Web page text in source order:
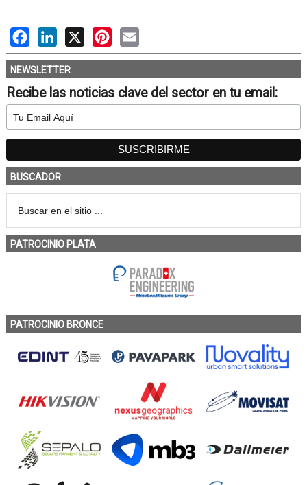
FacebookLinkedIn
X PinterestEmail
NEWSLETTER
Recibe las noticias clave del sector en tu email:
BUSCADOR
PATROCINIO PLATA
PATROCINIO BRONCE